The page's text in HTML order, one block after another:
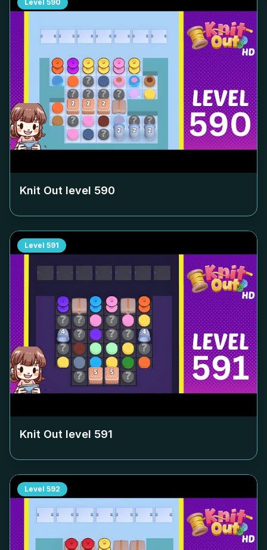
Level 590
Knit Out level 590
Level 591
Knit Out level 591
Level 592